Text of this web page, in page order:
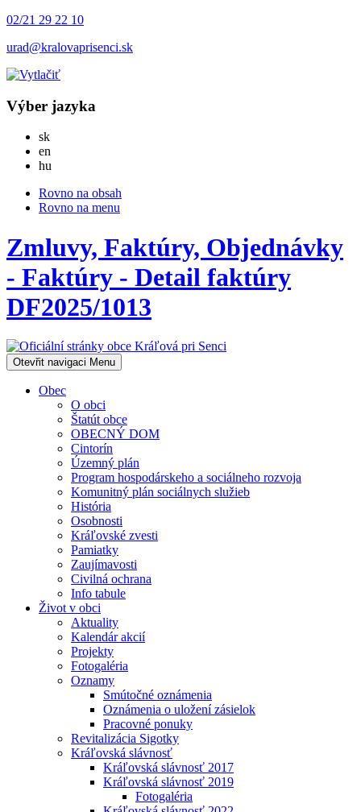
02/21 29 22 10
urad@kralovaprisenci.sk
Výber jazyka
skSlovensky
en
hu
Rovno na obsah
Rovno na menu
Zmluvy, Faktúry, Objednávky
- Faktúry - Detail faktúry
DF2025/1013
Otevřit navigaci Menu
Obec
O obci
Štatút obce
OBECNÝ DOM
Cintorín
Územný plán
Program hospodárskeho a sociálneho rozvoja
Komunitný plán sociálnych služieb
História
Osobnosti
Kráľovské zvesti
Pamiatky
Zaujímavosti
Civilná ochrana
Info tabule
Život v obci
Aktuality
Kalendár akcií
Projekty
Fotogaléria
Oznamy
Smútočné oznámenia
Oznámenia o uložení zásielok
Pracovné ponuky
Revitalizácia Sigotky
Kráľovská slávnosť
Kráľovská slávnosť 2017
Kráľovská slávnosť 2019
Fotogaléria